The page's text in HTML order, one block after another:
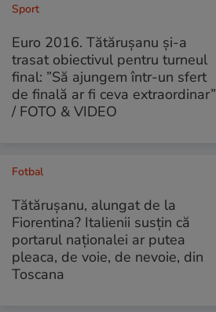
Sport
Euro 2016. Tătărușanu și-a
trasat obiectivul pentru turneul
final: ”Să ajungem într-un sfert
de finală ar fi ceva extraordinar”
/ FOTO & VIDEO
Fotbal
Tătărușanu, alungat de la
Fiorentina? Italienii susțin că
portarul naționalei ar putea
pleaca, de voie, de nevoie, din
Toscana